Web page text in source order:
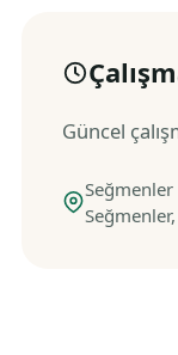
Güncel
Seğmenler,